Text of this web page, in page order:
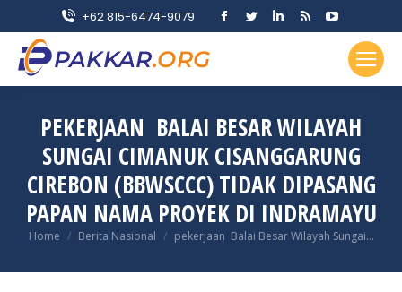
+62 815-6474-9079
Facebook
in
window
Twitter
in
window
Linkedin
in
window
Rss
opens
in
window
YouTube
page
opens
in
window
PEKERJAAN BALAI BESAR WILAYAH
SUNGAI CIMANUK CISANGGARUNG
CIREBON (BBWSCCC) TIDAK DIPASANG
PAPAN NAMA PROYEK DI INDRAMAYU
You are here:
Home Berita Nasional pekerjaan Balai Besar Wilayah Sungai…